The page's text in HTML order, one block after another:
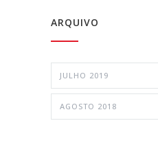
ARQUIVO
JULHO 2019
AGOSTO 2018